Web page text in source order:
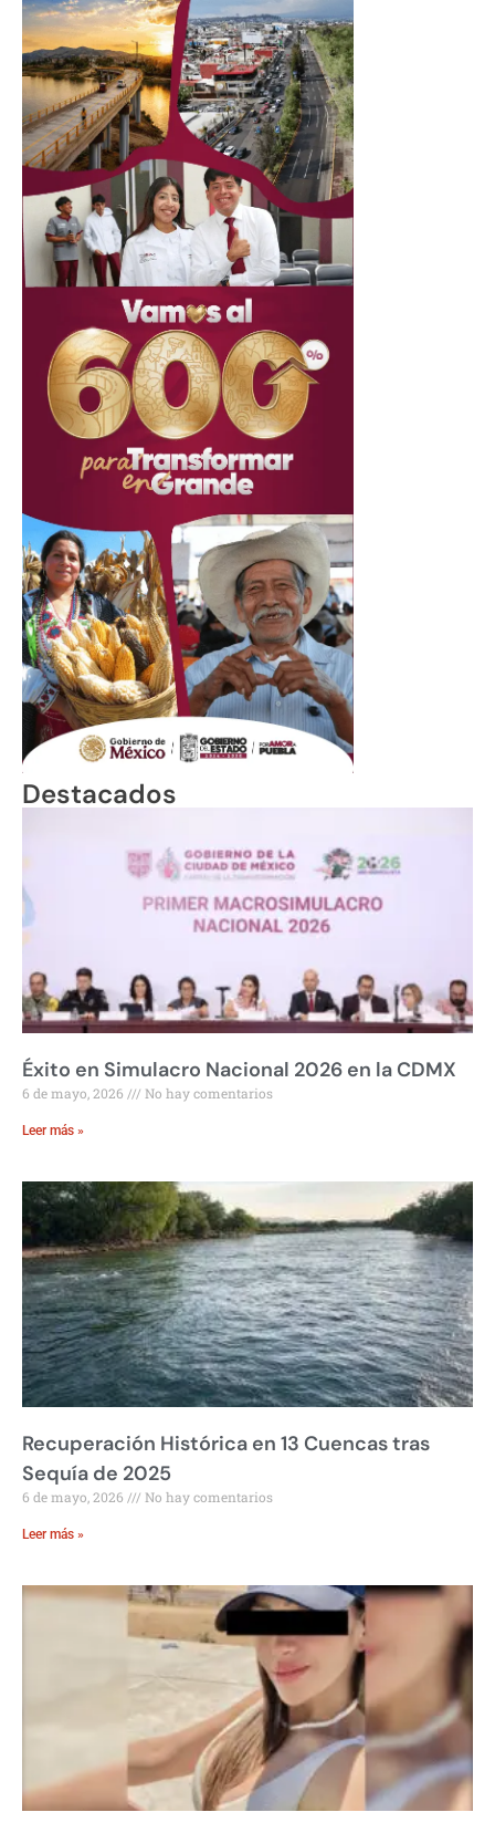
Destacados
Éxito en Simulacro Nacional 2026 en la CDMX
6 de mayo, 2026 No hay comentarios
Leer más »
Recuperación Histórica en 13 Cuencas tras
Sequía de 2025
6 de mayo, 2026 No hay comentarios
Leer más »